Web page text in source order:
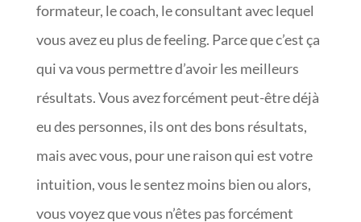
formateur, le coach, le consultant avec lequel
vous avez eu plus de feeling. Parce que c’est ça
qui va vous permettre d’avoir les meilleurs
résultats. Vous avez forcément peut-être déjà
eu des personnes, ils ont des bons résultats,
mais avec vous, pour une raison qui est votre
intuition, vous le sentez moins bien ou alors,
vous voyez que vous n’êtes pas forcément